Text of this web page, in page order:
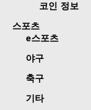
코인 정보
스포츠
e스포츠
야구
축구
기타